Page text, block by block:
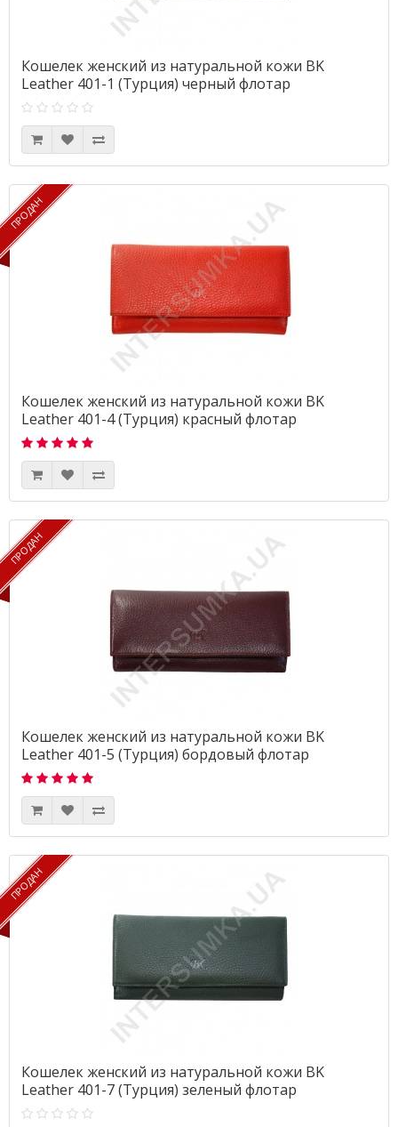
Кошелек женский из натуральной кожи BK
Leather 401-1 (Турция) черный флотар
ПРОДАН
ПРОДАН
Кошелек женский из натуральной кожи BK
Leather 401-4 (Турция) красный флотар
ПРОДАН
ПРОДАН
Кошелек женский из натуральной кожи BK
Leather 401-5 (Турция) бордовый флотар
ПРОДАН
ПРОДАН
Кошелек женский из натуральной кожи BK
Leather 401-7 (Турция) зеленый флотар